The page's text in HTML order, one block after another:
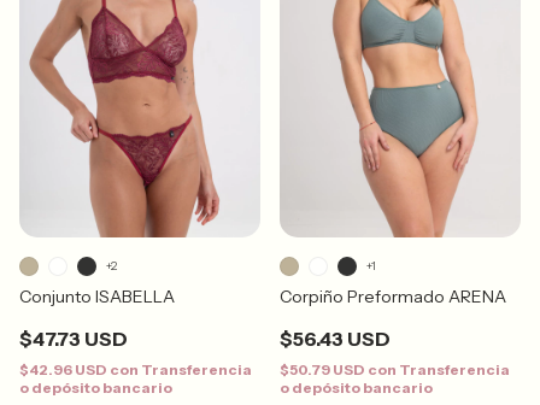
Conjunto ISABELLA
$47.73 USD
$42.96 USD con Transferencia
o depósito bancario
+2
Corpiño Preformado ARENA
$56.43 USD
$50.79 USD con Transferencia
o depósito bancario
+1